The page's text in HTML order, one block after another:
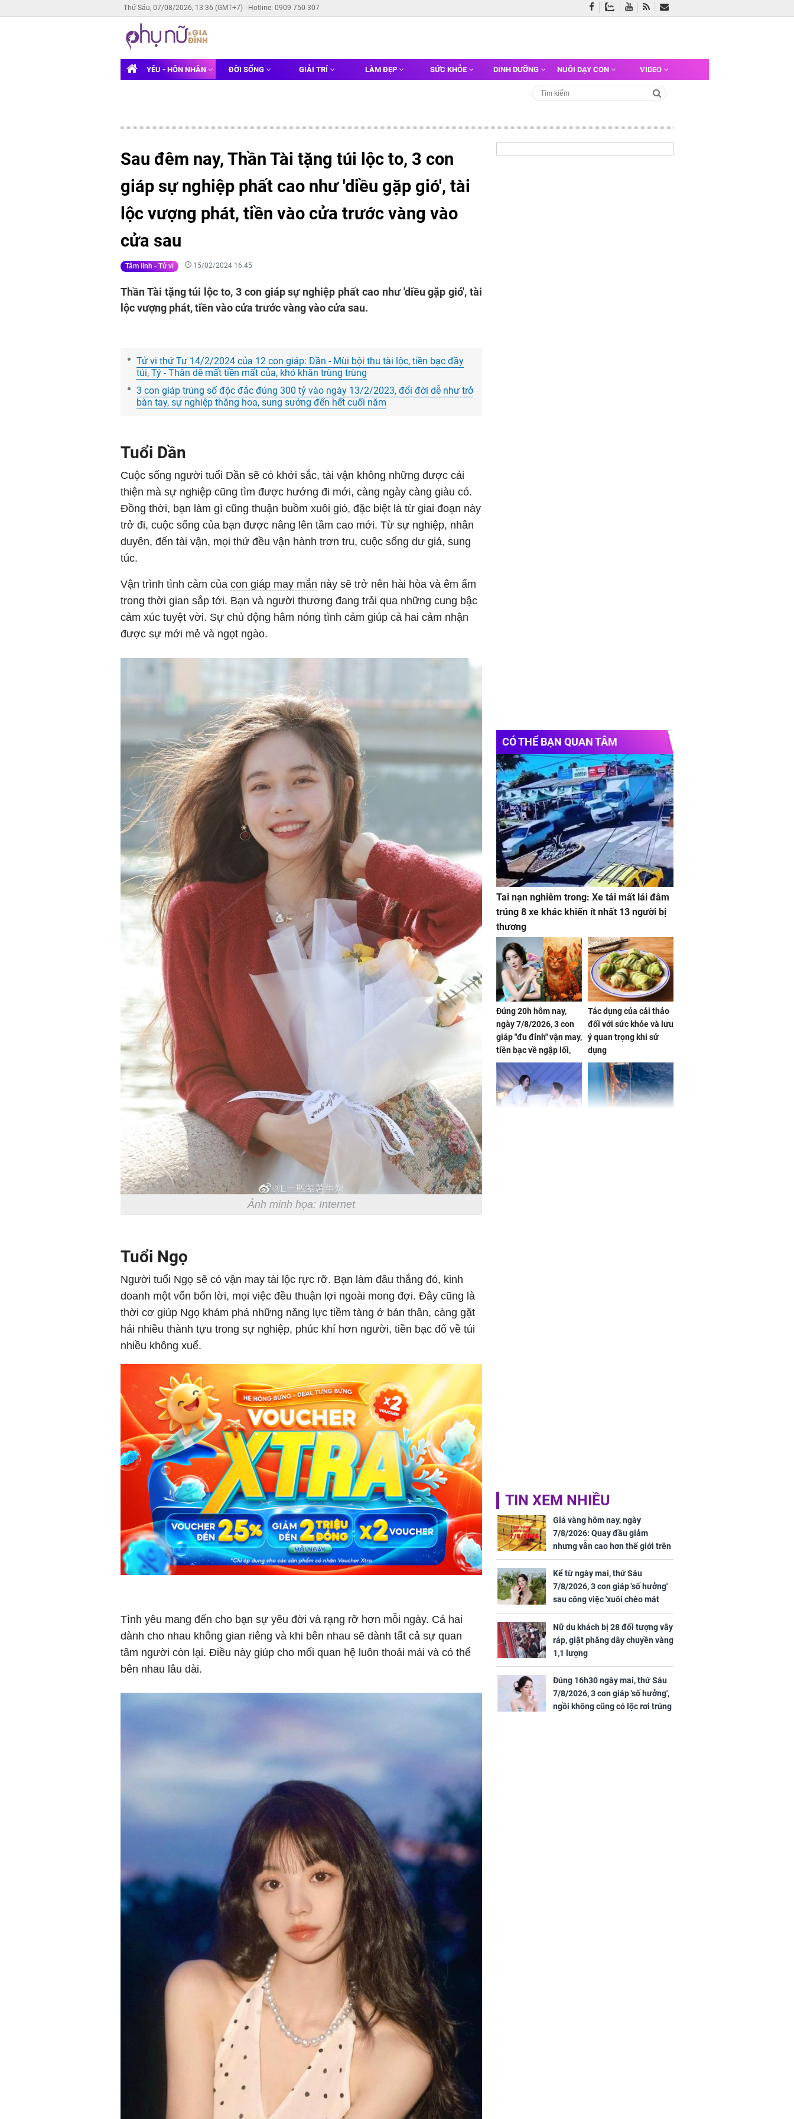
Thứ Sáu, 07/08/2026, 13:36 (GMT+7) Hotline: 0909 750 307
YÊU - HÔN NHÂN ĐỜI SỐNG GIẢI TRÍ LÀM ĐẸP SỨC KHỎE DINH DƯỠNG NUÔI DẠY CON VIDEO
Sau đêm nay, Thần Tài tặng túi lộc to, 3 con
giáp sự nghiệp phất cao như 'diều gặp gió', tài
lộc vượng phát, tiền vào cửa trước vàng vào
cửa sau
Tâm linh - Tử vi 15/02/2024 16:45
Thần Tài tặng túi lộc to, 3 con giáp sự nghiệp phất cao như 'diều gặp gió', tài
lộc vượng phát, tiền vào cửa trước vàng vào cửa sau.
Tử vi thứ Tư 14/2/2024 của 12 con giáp: Dần - Mùi bội thu tài lộc, tiền bạc đầy
túi, Tý - Thân dễ mất tiền mất của, khó khăn trùng trùng
3 con giáp trúng số độc đắc đúng 300 tỷ vào ngày 13/2/2023, đổi đời dễ như trở
bàn tay, sự nghiệp thăng hoa, sung sướng đến hết cuối năm
Tuổi Dần
Cuộc sống người tuổi Dần sẽ có khởi sắc, tài vận không những được cải
thiện mà sự nghiệp cũng tìm được hướng đi mới, càng ngày càng giàu có.
Đồng thời, bạn làm gì cũng thuận buồm xuôi gió, đặc biệt là từ giai đoạn này
trở đi, cuộc sống của bạn được nâng lên tầm cao mới. Từ sự nghiệp, nhân
duyên, đến tài vận, mọi thứ đều vận hành trơn tru, cuộc sống dư giả, sung
túc.
Vận trình tình cảm của con giáp may mắn này sẽ trở nên hài hòa và êm ấm
trong thời gian sắp tới. Bạn và người thương đang trải qua những cung bậc
cảm xúc tuyệt vời. Sự chủ động hâm nóng tình cảm giúp cả hai cảm nhận
được sự mới mẻ và ngọt ngào.
Ảnh minh họa: Internet
Tuổi Ngọ
Người tuổi Ngọ sẽ có vận may tài lộc rực rỡ. Bạn làm đâu thắng đó, kinh
doanh một vốn bốn lời, mọi việc đều thuận lợi ngoài mong đợi. Đây cũng là
thời cơ giúp Ngọ khám phá những năng lực tiềm tàng ở bản thân, càng gặt
hái nhiều thành tựu trong sự nghiệp, phúc khí hơn người, tiền bạc đổ về túi
nhiều không xuể.
Tình yêu mang đến cho bạn sự yêu đời và rạng rỡ hơn mỗi ngày. Cả hai
dành cho nhau không gian riêng và khi bên nhau sẽ dành tất cả sự quan
tâm người còn lại. Điều này giúp cho mối quan hệ luôn thoải mái và có thể
bên nhau lâu dài.
CÓ THỂ BẠN QUAN TÂM
Tai nạn nghiêm trong: Xe tải mất lái đâm
trúng 8 xe khác khiến ít nhất 13 người bị
thương
Đúng 20h hôm nay,
ngày 7/8/2026, 3 con
giáp "đu đỉnh" vận may,
tiền bạc về ngập lối,
đón lộc ấm no, tình
tiền viên mãn
Tác dụng của cải thảo
đối với sức khỏe và lưu
ý quan trọng khi sử
dụng
TIN XEM NHIỀU
Giá vàng hôm nay, ngày
7/8/2026: Quay đầu giảm
nhưng vẫn cao hơn thế giới trên
7 triệu đồng
Kể từ ngày mai, thứ Sáu
7/8/2026, 3 con giáp 'số hưởng'
sau công việc 'xuôi chèo mát
mái', tiền tài 'thu về như nước',
tình duyên viên mãn
Nữ du khách bị 28 đối tượng vây
ráp, giật phăng dây chuyền vàng
1,1 lượng
Đúng 16h30 ngày mai, thứ Sáu
7/8/2026, 3 con giáp 'số hưởng',
ngồi không cũng có lộc rơi trúng